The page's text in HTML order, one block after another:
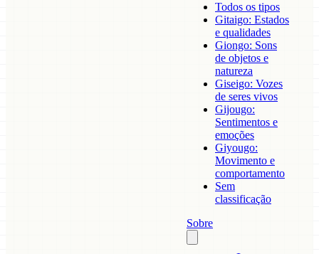
Todos os tipos
Gitaigo: Estados
e qualidades
Giongo: Sons
de objetos e
natureza
Giseigo: Vozes
de seres vivos
Gijougo:
Sentimentos e
emoções
Giyougo:
Movimento e
comportamento
Sem
classificação
Sobre